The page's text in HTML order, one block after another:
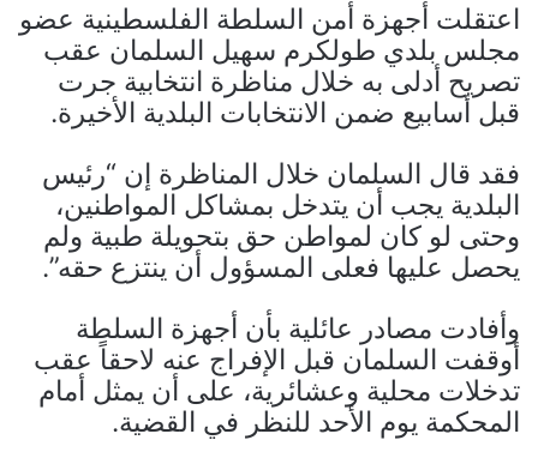
اعتقلت أجهزة أمن السلطة الفلسطينية عضو
مجلس بلدي طولكرم سهيل السلمان عقب
تصريح أدلى به خلال مناظرة انتخابية جرت
قبل أسابيع ضمن الانتخابات البلدية الأخيرة.
فقد قال السلمان خلال المناظرة إن “رئيس
البلدية يجب أن يتدخل بمشاكل المواطنين،
وحتى لو كان لمواطن حق بتحويلة طبية ولم
يحصل عليها فعلى المسؤول أن ينتزع حقه”.
وأفادت مصادر عائلية بأن أجهزة السلطة
أوقفت السلمان قبل الإفراج عنه لاحقاً عقب
تدخلات محلية وعشائرية، على أن يمثل أمام
المحكمة يوم الأحد للنظر في القضية.